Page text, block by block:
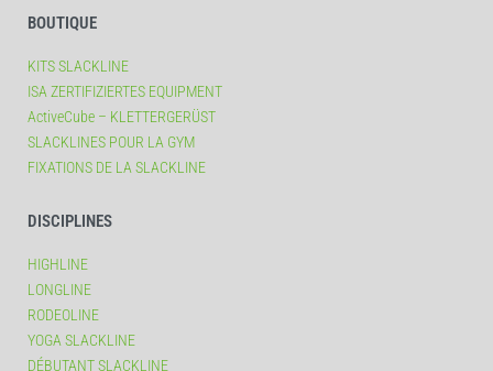
BOUTIQUE
KITS SLACKLINE
ISA ZERTIFIZIERTES EQUIPMENT
ActiveCube – KLETTERGERÜST
SLACKLINES POUR LA GYM
FIXATIONS DE LA SLACKLINE
DISCIPLINES
HIGHLINE
LONGLINE
RODEOLINE
YOGA SLACKLINE
DÉBUTANT SLACKLINE